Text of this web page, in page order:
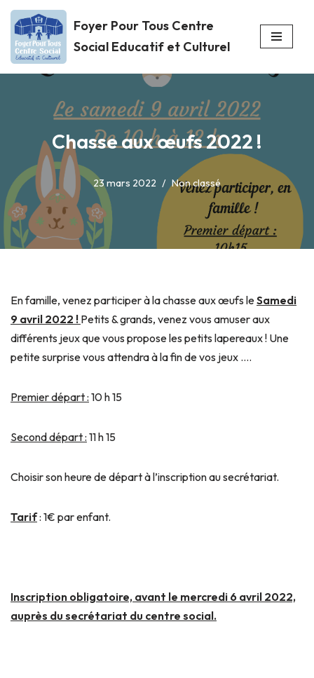
Aller
au
contenu
Foyer Pour Tous Centre
Social Educatif et Culturel
Chasse aux œufs 2022 !
23 mars 2022 Non classé
En famille, venez participer à la chasse aux œufs leSamedi
9 avril 2022 ! Petits & grands, venez vous amuser aux
différents jeux que vous propose les petits lapereaux ! Une
petite surprise vous attendra à la fin de vos jeux ….
Premier départ : 10 h 15
Second départ : 11 h 15
Choisir son heure de départ à l’inscription au secrétariat.
Tarif: 1€ par enfant.
Inscription obligatoire, avant le mercredi 6 avril 2022,
auprès du secrétariat du centre social.